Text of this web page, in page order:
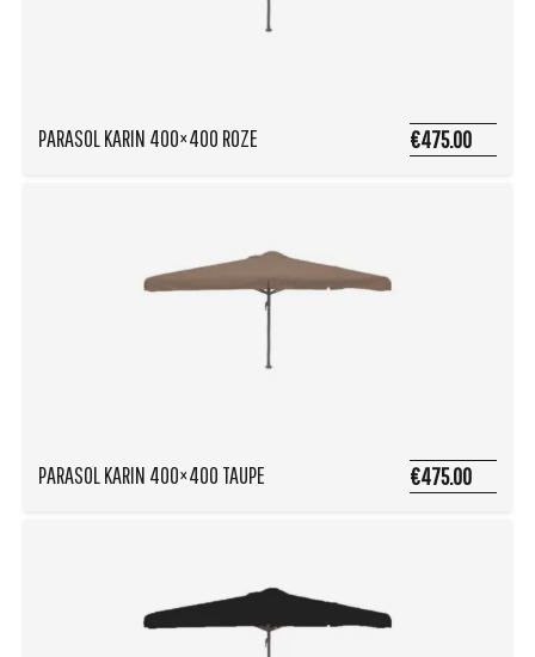
PARASOL KARIN 400×400 ROZE €475.00
PARASOL KARIN 400×400 TAUPE €475.00